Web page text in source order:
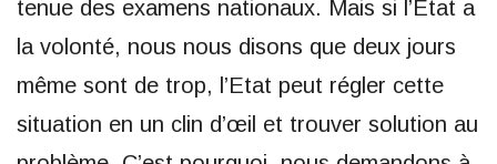
tenue des examens nationaux. Mais si l’Etat a
la volonté, nous nous disons que deux jours
même sont de trop, l’Etat peut régler cette
situation en un clin d’œil et trouver solution au